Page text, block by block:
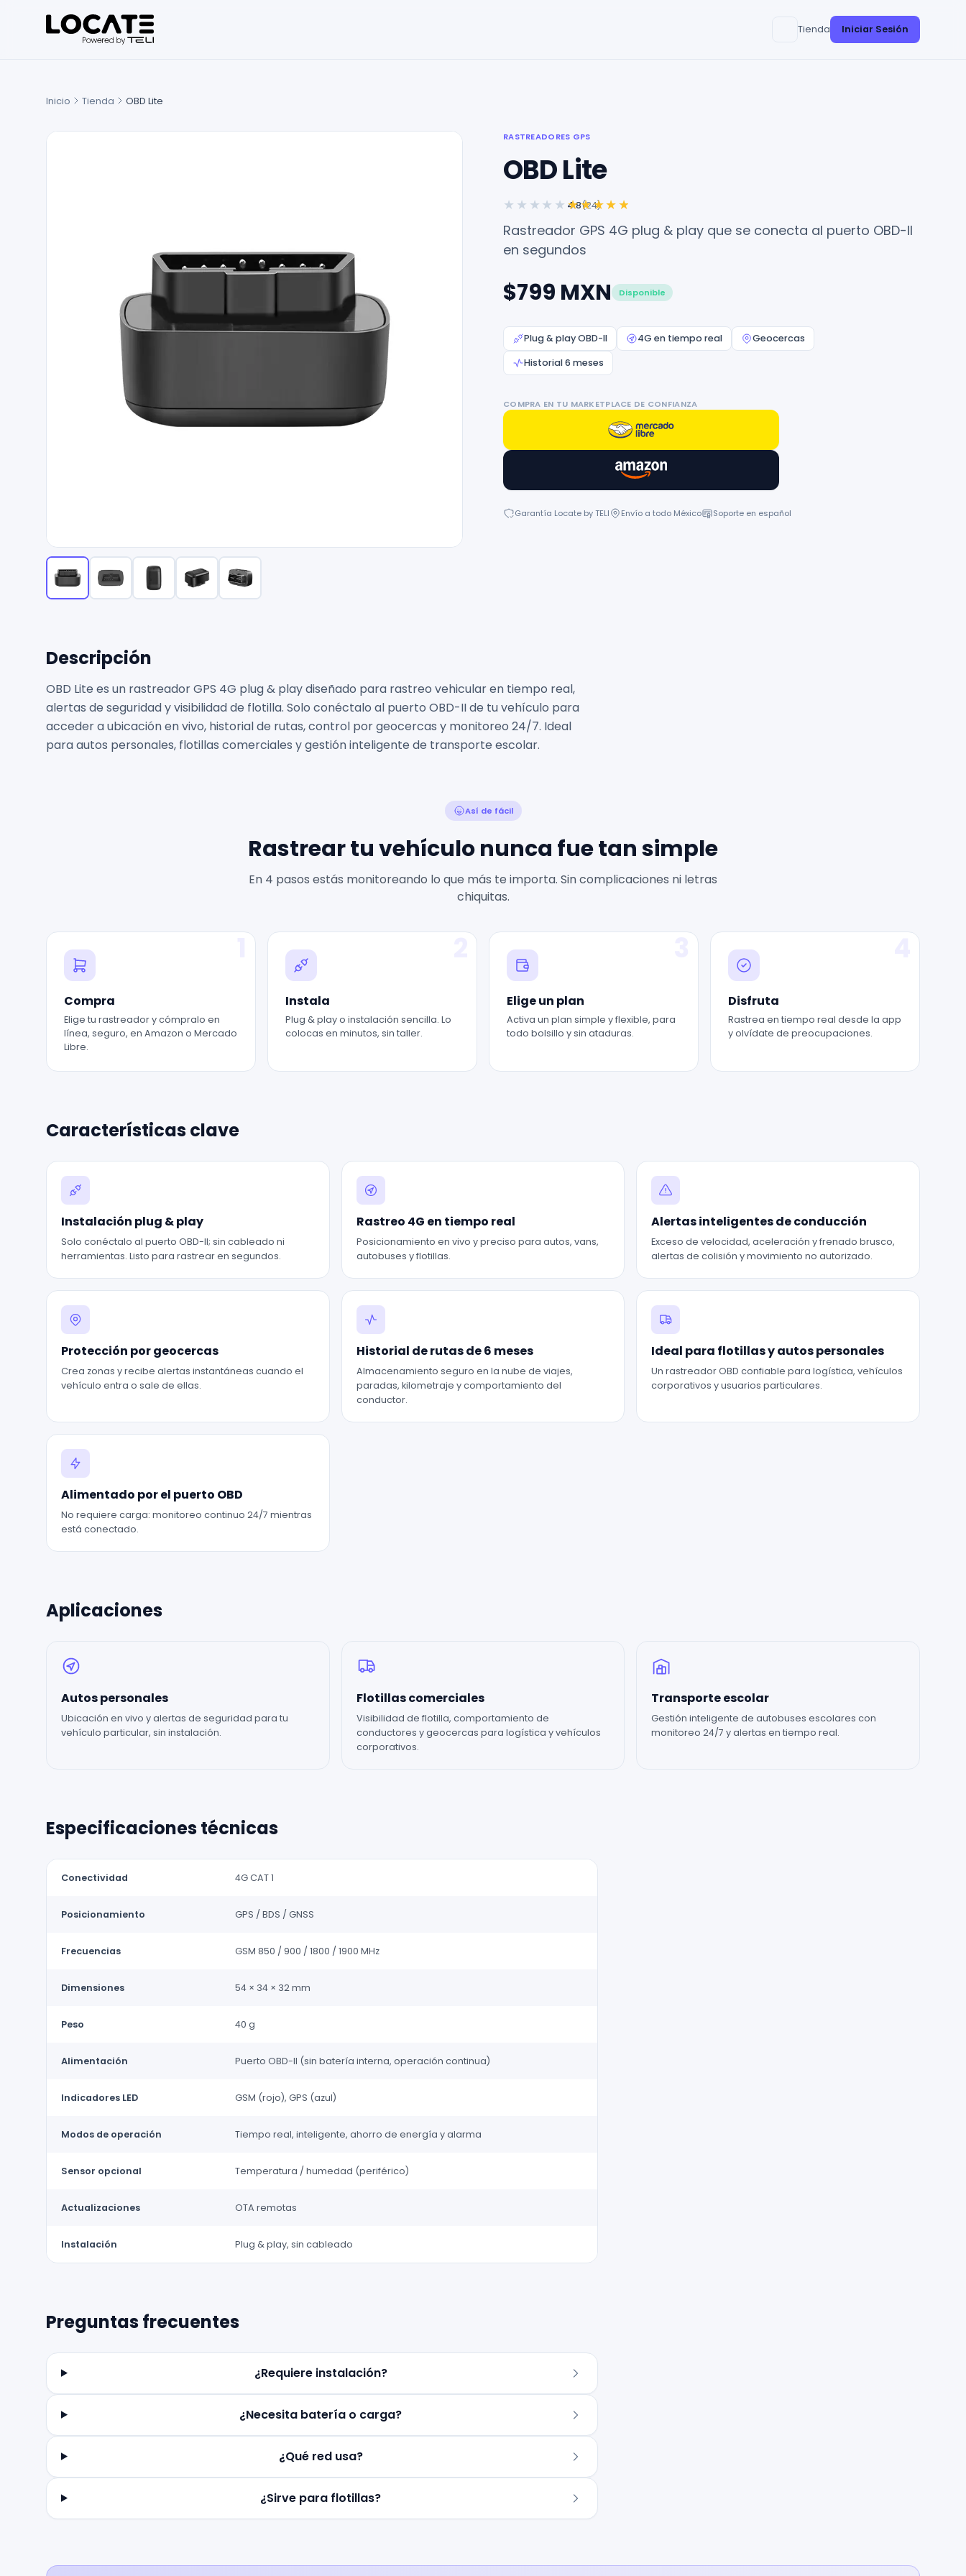
Tienda Iniciar Sesión
Inicio Tienda OBD Lite
RASTREADORES GPS
OBD Lite
★★★★★ ★★★★★
4.8(24)
Rastreador GPS 4G plug & play que se conecta al puerto OBD-II
en segundos
$799 MXN Disponible
Plug & play OBD-II 4G en tiempo real
Geocercas
Historial 6 meses
COMPRA EN TU MARKETPLACE DE CONFIANZA
Garantía Locate by TELI Envío a todo México Soporte en español
Descripción
OBD Lite es un rastreador GPS 4G plug & play diseñado para rastreo vehicular en tiempo real,
alertas de seguridad y visibilidad de flotilla. Solo conéctalo al puerto OBD-II de tu vehículo para
acceder a ubicación en vivo, historial de rutas, control por geocercas y monitoreo 24/7. Ideal
para autos personales, flotillas comerciales y gestión inteligente de transporte escolar.
Así de fácil
Rastrear tu vehículo nunca fue tan simple
En 4 pasos estás monitoreando lo que más te importa. Sin complicaciones ni letras
chiquitas.
Compra
Elige tu rastreador y cómpralo en
línea, seguro, en Amazon o Mercado
Libre.
Instala
Plug & play o instalación sencilla. Lo
colocas en minutos, sin taller.
Elige un plan
Activa un plan simple y flexible, para
todo bolsillo y sin ataduras.
Disfruta
Rastrea en tiempo real desde la app
y olvídate de preocupaciones.
Características clave
Instalación plug & play
Solo conéctalo al puerto OBD-II; sin cableado ni
herramientas. Listo para rastrear en segundos.
Rastreo 4G en tiempo real
Posicionamiento en vivo y preciso para autos, vans,
autobuses y flotillas.
Alertas inteligentes de conducción
Exceso de velocidad, aceleración y frenado brusco,
alertas de colisión y movimiento no autorizado.
Protección por geocercas
Crea zonas y recibe alertas instantáneas cuando el
vehículo entra o sale de ellas.
Historial de rutas de 6 meses
Almacenamiento seguro en la nube de viajes,
paradas, kilometraje y comportamiento del
conductor.
Ideal para flotillas y autos personales
Un rastreador OBD confiable para logística, vehículos
corporativos y usuarios particulares.
Alimentado por el puerto OBD
No requiere carga: monitoreo continuo 24/7 mientras
está conectado.
Aplicaciones
Autos personales
Ubicación en vivo y alertas de seguridad para tu
vehículo particular, sin instalación.
Flotillas comerciales
Visibilidad de flotilla, comportamiento de
conductores y geocercas para logística y vehículos
corporativos.
Transporte escolar
Gestión inteligente de autobuses escolares con
monitoreo 24/7 y alertas en tiempo real.
Especificaciones técnicas
Conectividad 4G CAT 1
Posicionamiento GPS / BDS / GNSS
Frecuencias GSM 850 / 900 / 1800 / 1900 MHz
Dimensiones 54 × 34 × 32 mm
Peso 40 g
Alimentación Puerto OBD-II (sin batería interna, operación continua)
Indicadores LED GSM (rojo), GPS (azul)
Modos de operación Tiempo real, inteligente, ahorro de energía y alarma
Sensor opcional Temperatura / humedad (periférico)
Actualizaciones OTA remotas
Instalación Plug & play, sin cableado
Preguntas frecuentes
¿Requiere instalación?
¿Necesita batería o carga?
¿Qué red usa?
¿Sirve para flotillas?